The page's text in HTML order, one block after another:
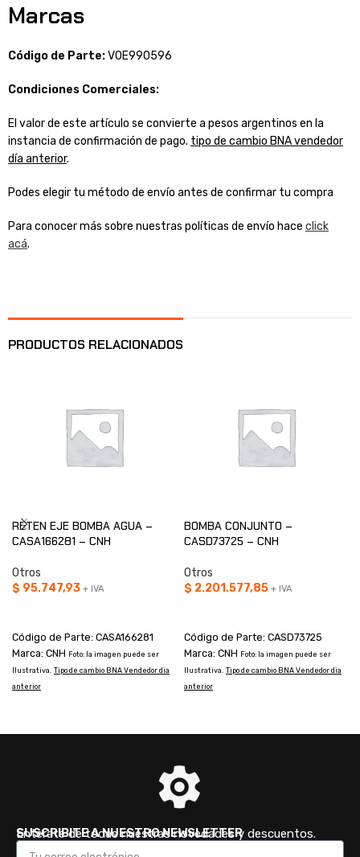
Marcas
Código de Parte:VOE990596
Condiciones Comerciales:
El valor de este artículo se convierte a pesos argentinos en la
instancia de confirmación de pago. tipo de cambio BNA vendedor
día anterior.
Podes elegir tu método de envío antes de confirmar tu compra
Para conocer más sobre nuestras políticas de envío hace click
acá.
PRODUCTOS RELACIONADOS
RETEN EJE BOMBA AGUA –
CASA166281 – CNH
Otros
$ 95.747,93 + IVA
Código de Parte: CASA166281
Marca: CNH Foto: la imagen puede ser
Ilustrativa. Tipo de cambio BNA Vendedor dia
anterior
BOMBA CONJUNTO –
CASD73725 – CNH
Otros
$ 2.201.577,85 + IVA
Código de Parte: CASD73725
Marca: CNH Foto: la imagen puede ser
Ilustrativa. Tipo de cambio BNA Vendedor dia
anterior
SUSCRIBITE A NUESTRO NEWSLETTER
Enterate de todas nuestras novedades y descuentos.